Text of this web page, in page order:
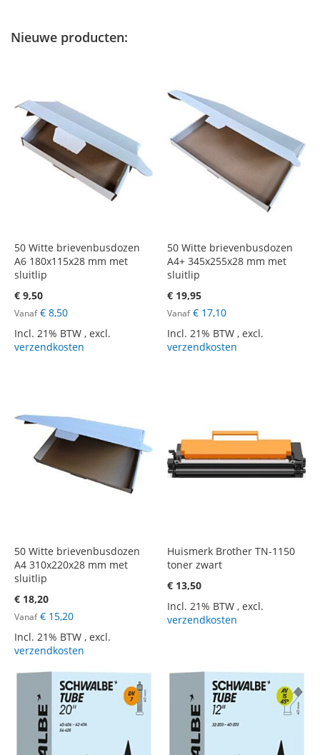
Nieuwe producten:
50 Witte brievenbusdozen
A6 180x115x28 mm met
sluitlip
€ 9,50
Vanaf € 8,50
Incl. 21% BTW , excl.
verzendkosten
50 Witte brievenbusdozen
A4+ 345x255x28 mm met
sluitlip
€ 19,95
Vanaf € 17,10
Incl. 21% BTW , excl.
verzendkosten
50 Witte brievenbusdozen
A4 310x220x28 mm met
sluitlip
€ 18,20
Vanaf € 15,20
Incl. 21% BTW , excl.
verzendkosten
Huismerk Brother TN-1150
toner zwart
€ 13,50
Incl. 21% BTW , excl.
verzendkosten